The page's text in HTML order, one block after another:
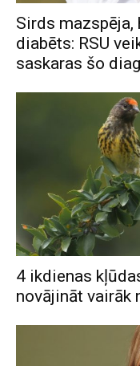
Sirds mazspēja,
diabēts: RSU
saskaras šo
4 ikdienas
novājināt vairāk